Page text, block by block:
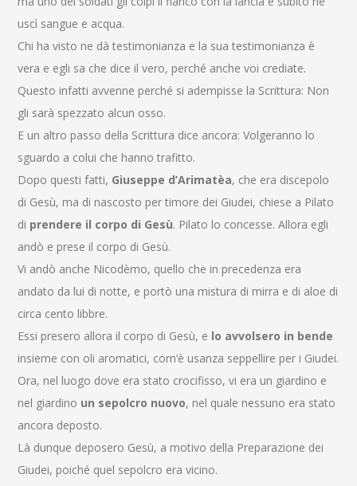
uscì sangue e acqua.
Chi ha visto ne dà testimonianza e la sua testimonianza è
vera e egli sa che dice il vero, perché anche voi crediate.
Questo infatti avvenne perché si adempisse la Scrittura: Non
gli sarà spezzato alcun osso.
E un altro passo della Scrittura dice ancora: Volgeranno lo
sguardo a colui che hanno trafitto.
Dopo questi fatti, Giuseppe d’Arimatèa, che era discepolo
di Gesù, ma di nascosto per timore dei Giudei, chiese a Pilato
di prendere il corpo di Gesù. Pilato lo concesse. Allora egli
andò e prese il corpo di Gesù.
Vi andò anche Nicodèmo, quello che in precedenza era
andato da lui di notte, e portò una mistura di mirra e di aloe di
circa cento libbre.
Essi presero allora il corpo di Gesù, e lo avvolsero in bende
insieme con oli aromatici, com’è usanza seppellire per i Giudei.
Ora, nel luogo dove era stato crocifisso, vi era un giardino e
nel giardino un sepolcro nuovo, nel quale nessuno era stato
ancora deposto.
Là dunque deposero Gesù, a motivo della Preparazione dei
Giudei, poiché quel sepolcro era vicino.